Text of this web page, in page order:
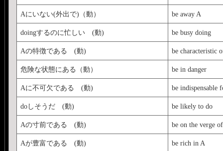
Aにいない(外出で)（動） be away A
doingするのに忙しい (動) be busy doing
Aの特徴である (動) be characteristic
危険な状態にある（動） be in danger
Aに不可欠である (動) be indispensable
doしそうだ (動) be likely to do
Aの寸前である (動) be on the verge
Aが豊富である (動) be rich in A